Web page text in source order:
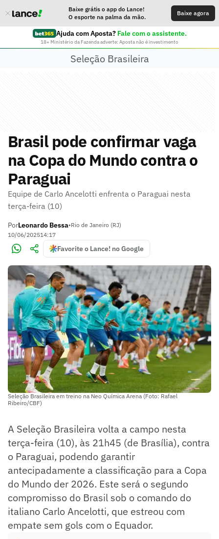
Baixe grátis o app do Lance!
O esporte na palma da mão.
Baixe agora
Ajuda com Aposta? Fale com o assistente.
18+ Ministério da Fazenda adverte: Aposta não é investimento
Seleção Brasileira
Brasil pode confirmar vaga
na Copa do Mundo contra o
Paraguai
Equipe de Carlo Ancelotti enfrenta o Paraguai nesta
terça-feira (10)
PorLeonardo Bessa•Rio de Janeiro (RJ)
10/06/202514:17
Favorite o Lance! no Google
Seleção Brasileira em treino na Neo Química Arena (Foto: Rafael
Ribeiro/CBF)
A Seleção Brasileira volta a campo nesta
terça-feira (10), às 21h45 (de Brasília), contra
o Paraguai, podendo garantir
antecipadamente a classificação para a Copa
do Mundo der 2026. Este será o segundo
compromisso do Brasil sob o comando do
italiano Carlo Ancelotti, que estreou com
empate sem gols com o Equador.